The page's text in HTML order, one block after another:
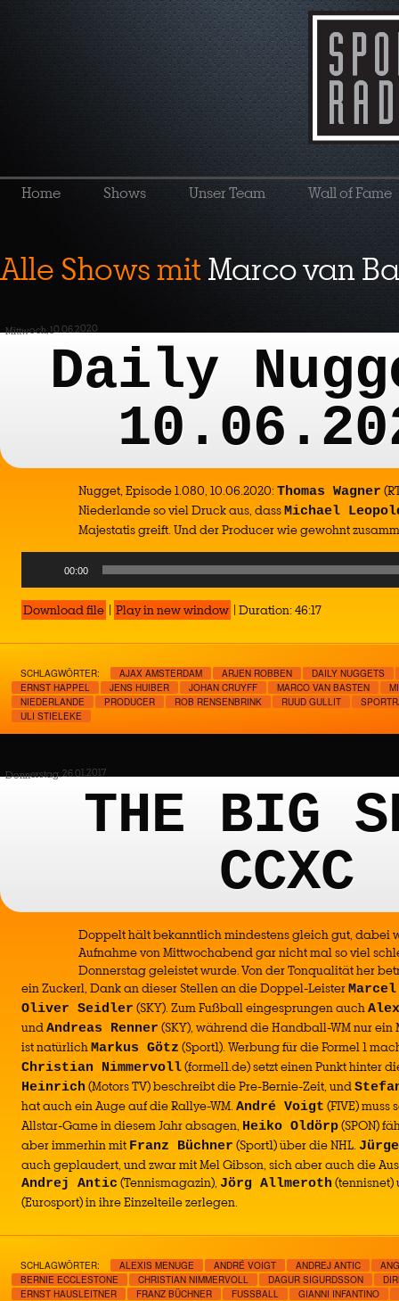
Home Shows Unser Team Wall of Fame
Alle Shows mitMarco van
Mittwoch, 10.06.2020
Daily
Nugget, Episode 1.080, 10.06.2020:Thomas Wagner
Niederlande so viel Druck aus, dassMichael
Majestatis greift. Und der Producer wie gewohnt
00:00
Download file | Play in new window | Duration: 46:17
SCHLAGWÖRTER: AJAX AMSTERDAM ARJEN ROBBEN
DAILY NUGGETS
ERNST HAPPEL
JENS HUIBER JOHAN CRUYFF MARCO VAN BASTEN
NIEDERLANDE
PRODUCER ROB RENSENBRINK RUUD GULLIT
ULI STIELEKE
Donnerstag, 26.01.2017
THE BIG
CCXC
Doppelt hält bekanntlich mindestens gleich gut, dabei
Aufnahme von Mittwochabend gar nicht mal so viel
Donnerstag geleistet wurde. Von der Tonqualität her
ein Zuckerl, Dank an dieser Stellen an die Doppel-Leister
Oliver Seidler (SKY). Zum Fußball eingesprungen auch
undAndreas Renner (SKY), während die Handball-WM nur
ist natürlichMarkus Götz (Sport1). Werbung für die Formel 1
Christian Nimmervoll(formel1.de) setzt einen Punkt hinter
Heinrich (Motors TV) beschreibt die Pre-Bernie-Zeit, und
hat auch ein Auge auf die Rallye-WM.André Voigt (FIVE) muss
Allstar-Game in diesem Jahr absagen, Heiko Oldörp(SPON)
aber immerhin mit Franz Büchner (Sport1) über die NHL.
auch geplaudert, und zwar mit Mel Gibson, sich aber auch die
Andrej Antic (Tennismagazin), Jörg Allmeroth
(Eurosport) in ihre Einzelteile zerlegen.
SCHLAGWÖRTER: ALEXIS MENUGE ANDRÉ VOIGT ANDREJ ANTIC
BERNIE ECCLESTONE
CHRISTIAN NIMMERVOLL DAGUR SIGURDSSON
ERNST HAUSLEITNER
FRANZ BÜCHNER FUSSBALL
GIANNI INFANTINO